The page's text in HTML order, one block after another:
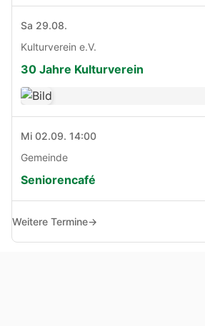
Sa 29.08.
Kulturverein e.V.
30 Jahre Kulturverein
Mi 02.09. 14:00
Gemeinde
Seniorencafé
Weitere Termine→